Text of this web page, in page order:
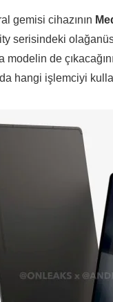
gemisi cihazının
serisindeki
de
hangi işlemciyi